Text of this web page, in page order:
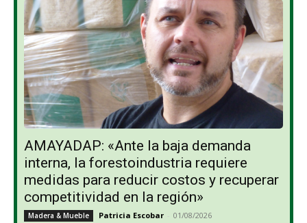
AMAYADAP: «Ante la baja demanda
interna, la forestoindustria requiere
medidas para reducir costos y recuperar
competitividad en la región»
Madera & Mueble Patricia Escobar - 01/08/2026